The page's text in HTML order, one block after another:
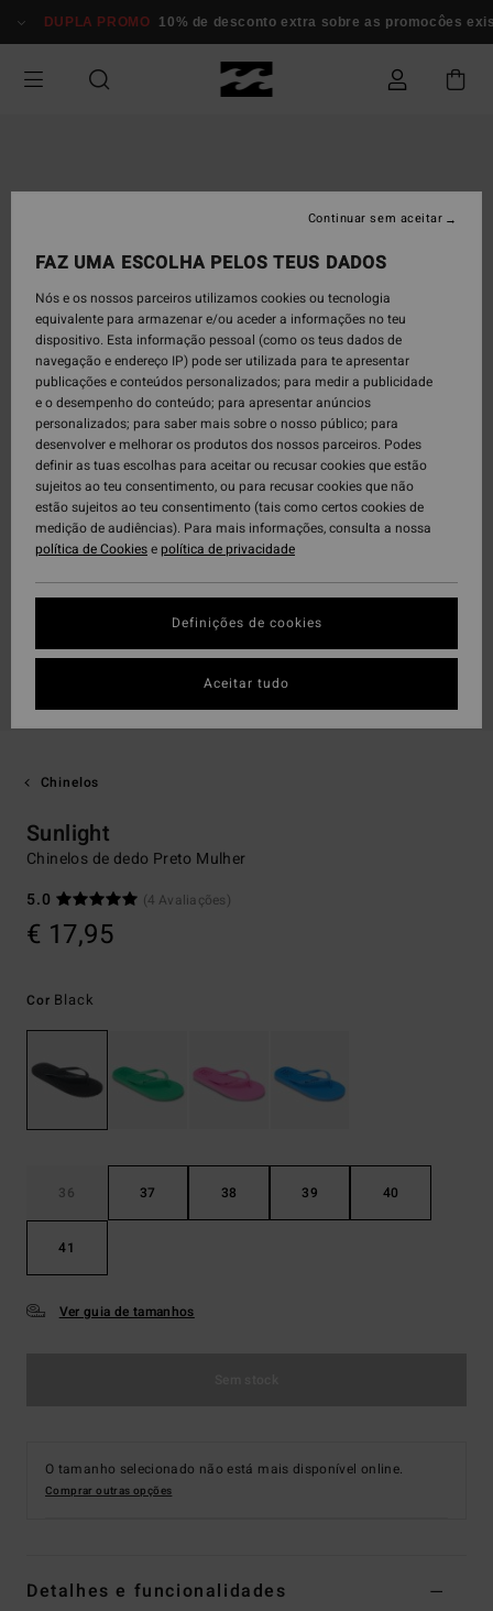
para
informação
DUPLA PROMO 10% de desconto extra sobre as promocôes
Chinelos
Sunlight
Chinelos de dedo Preto Mulher
5.0
(4 Avaliações)
€ 17,95
Cor Black
36 37 38 39 40
41
Ver guia de tamanhos
O tamanho selecionado não está mais disponível online.
Comprar outras opções
Detalhes e funcionalidades
FAZ UMA ESCOLHA PELOS TEUS DADOS
Nós e os nossos parceiros utilizamos cookies ou tecnologia
equivalente para armazenar e/ou aceder a informações no teu
dispositivo. Esta informação pessoal (como os teus dados de
navegação e endereço IP) pode ser utilizada para te apresentar
publicações e conteúdos personalizados; para medir a publicidade
e o desempenho do conteúdo; para apresentar anúncios
personalizados; para saber mais sobre o nosso público; para
desenvolver e melhorar os produtos dos nossos parceiros. Podes
definir as tuas escolhas para aceitar ou recusar cookies que estão
sujeitos ao teu consentimento, ou para recusar cookies que não
estão sujeitos ao teu consentimento (tais como certos cookies de
medição de audiências). Para mais informações, consulta a nossa
política de Cookiesepolítica de privacidade
Definições de cookies
Continuar sem aceitar
Aceitar tudo